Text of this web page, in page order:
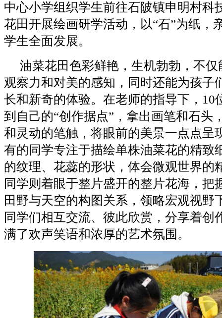
中心小学组织学生前往石陂镇申明村科
花田开展绘画研学活动，以“石”为纸，
学生全面发展。
油菜花田色彩鲜艳，生机勃勃，不
观察力和对美的感知，同时还能为孩子
长和新奇的体验。在老师的指导下，10
到自己的“创作据点”，拿出画笔和石头
和灵动的笔触，将眼前的美景一点点呈
有的同学专注于描绘单株油菜花的精致
的纹理、花蕊的形状，体会微观世界的
同学则着眼于整片盛开的整片花海，把
田野与天空的构图关系，领略宏观视野
同学们相互交流、彼此欣赏，分享着创
满了欢声笑语和浓厚的艺术氛围。